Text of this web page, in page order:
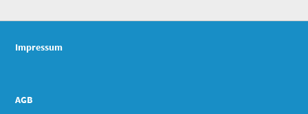
Impressum
AGB